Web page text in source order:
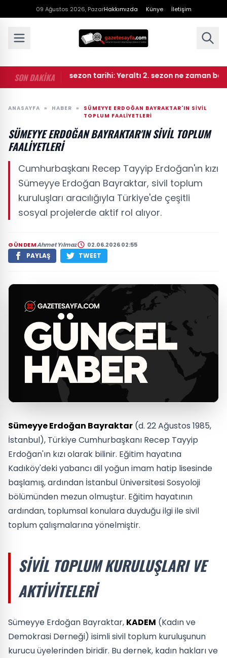
09 Ağustos 2026, PazarHakkımızda Künye İletişim
SON DAKİKA
• Yeraltı yeni sezon tarihi: Yeraltı 2. sezon ne zaman
ANASAYFA » HABER »
SÜMEYYE ERDOĞAN BAYRAKTAR'IN SIVIL
TOPLUM FAALIYETLERI
SÜMEYYE ERDOĞAN BAYRAKTAR'IN SIVIL TOPLUM
FAALIYETLERI
Cumhurbaşkanı Recep Tayyip Erdoğan'ın kızı
Sümeyye Erdoğan Bayraktar, sivil toplum
kuruluşları aracılığıyla Türkiye'de çeşitli
sosyal projelerde aktif rol alıyor.
GÜNDEMAhmet Yılmaz 02.06.2026 02:55
PAYLAŞ TWEET
Sümeyye Erdoğan Bayraktar (d. 22 Ağustos 1985,
İstanbul), Türkiye Cumhurbaşkanı Recep Tayyip
Erdoğan'ın kızı olarak bilinir. Eğitim hayatına
Kadıköy'deki yabancı dil yoğun imam hatip lisesinde
başlamış, ardından İstanbul Üniversitesi Sosyoloji
bölümünden mezun olmuştur. Eğitim hayatının
ardından, toplumsal konulara duyduğu ilgi ile sivil
toplum çalışmalarına yönelmiştir.
SIVIL TOPLUM KURULUŞLARI VE
AKTIVITELERI
Sümeyye Erdoğan Bayraktar, KADEM (Kadın ve
Demokrasi Derneği) isimli sivil toplum kuruluşunun
kurucu üyelerinden biridir. Bu dernek, kadın hakları ve